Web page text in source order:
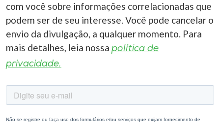
com você sobre informações correlacionadas que
podem ser de seu interesse. Você pode cancelar o
envio da divulgação, a qualquer momento. Para
mais detalhes, leia nossa política de
privacidade.